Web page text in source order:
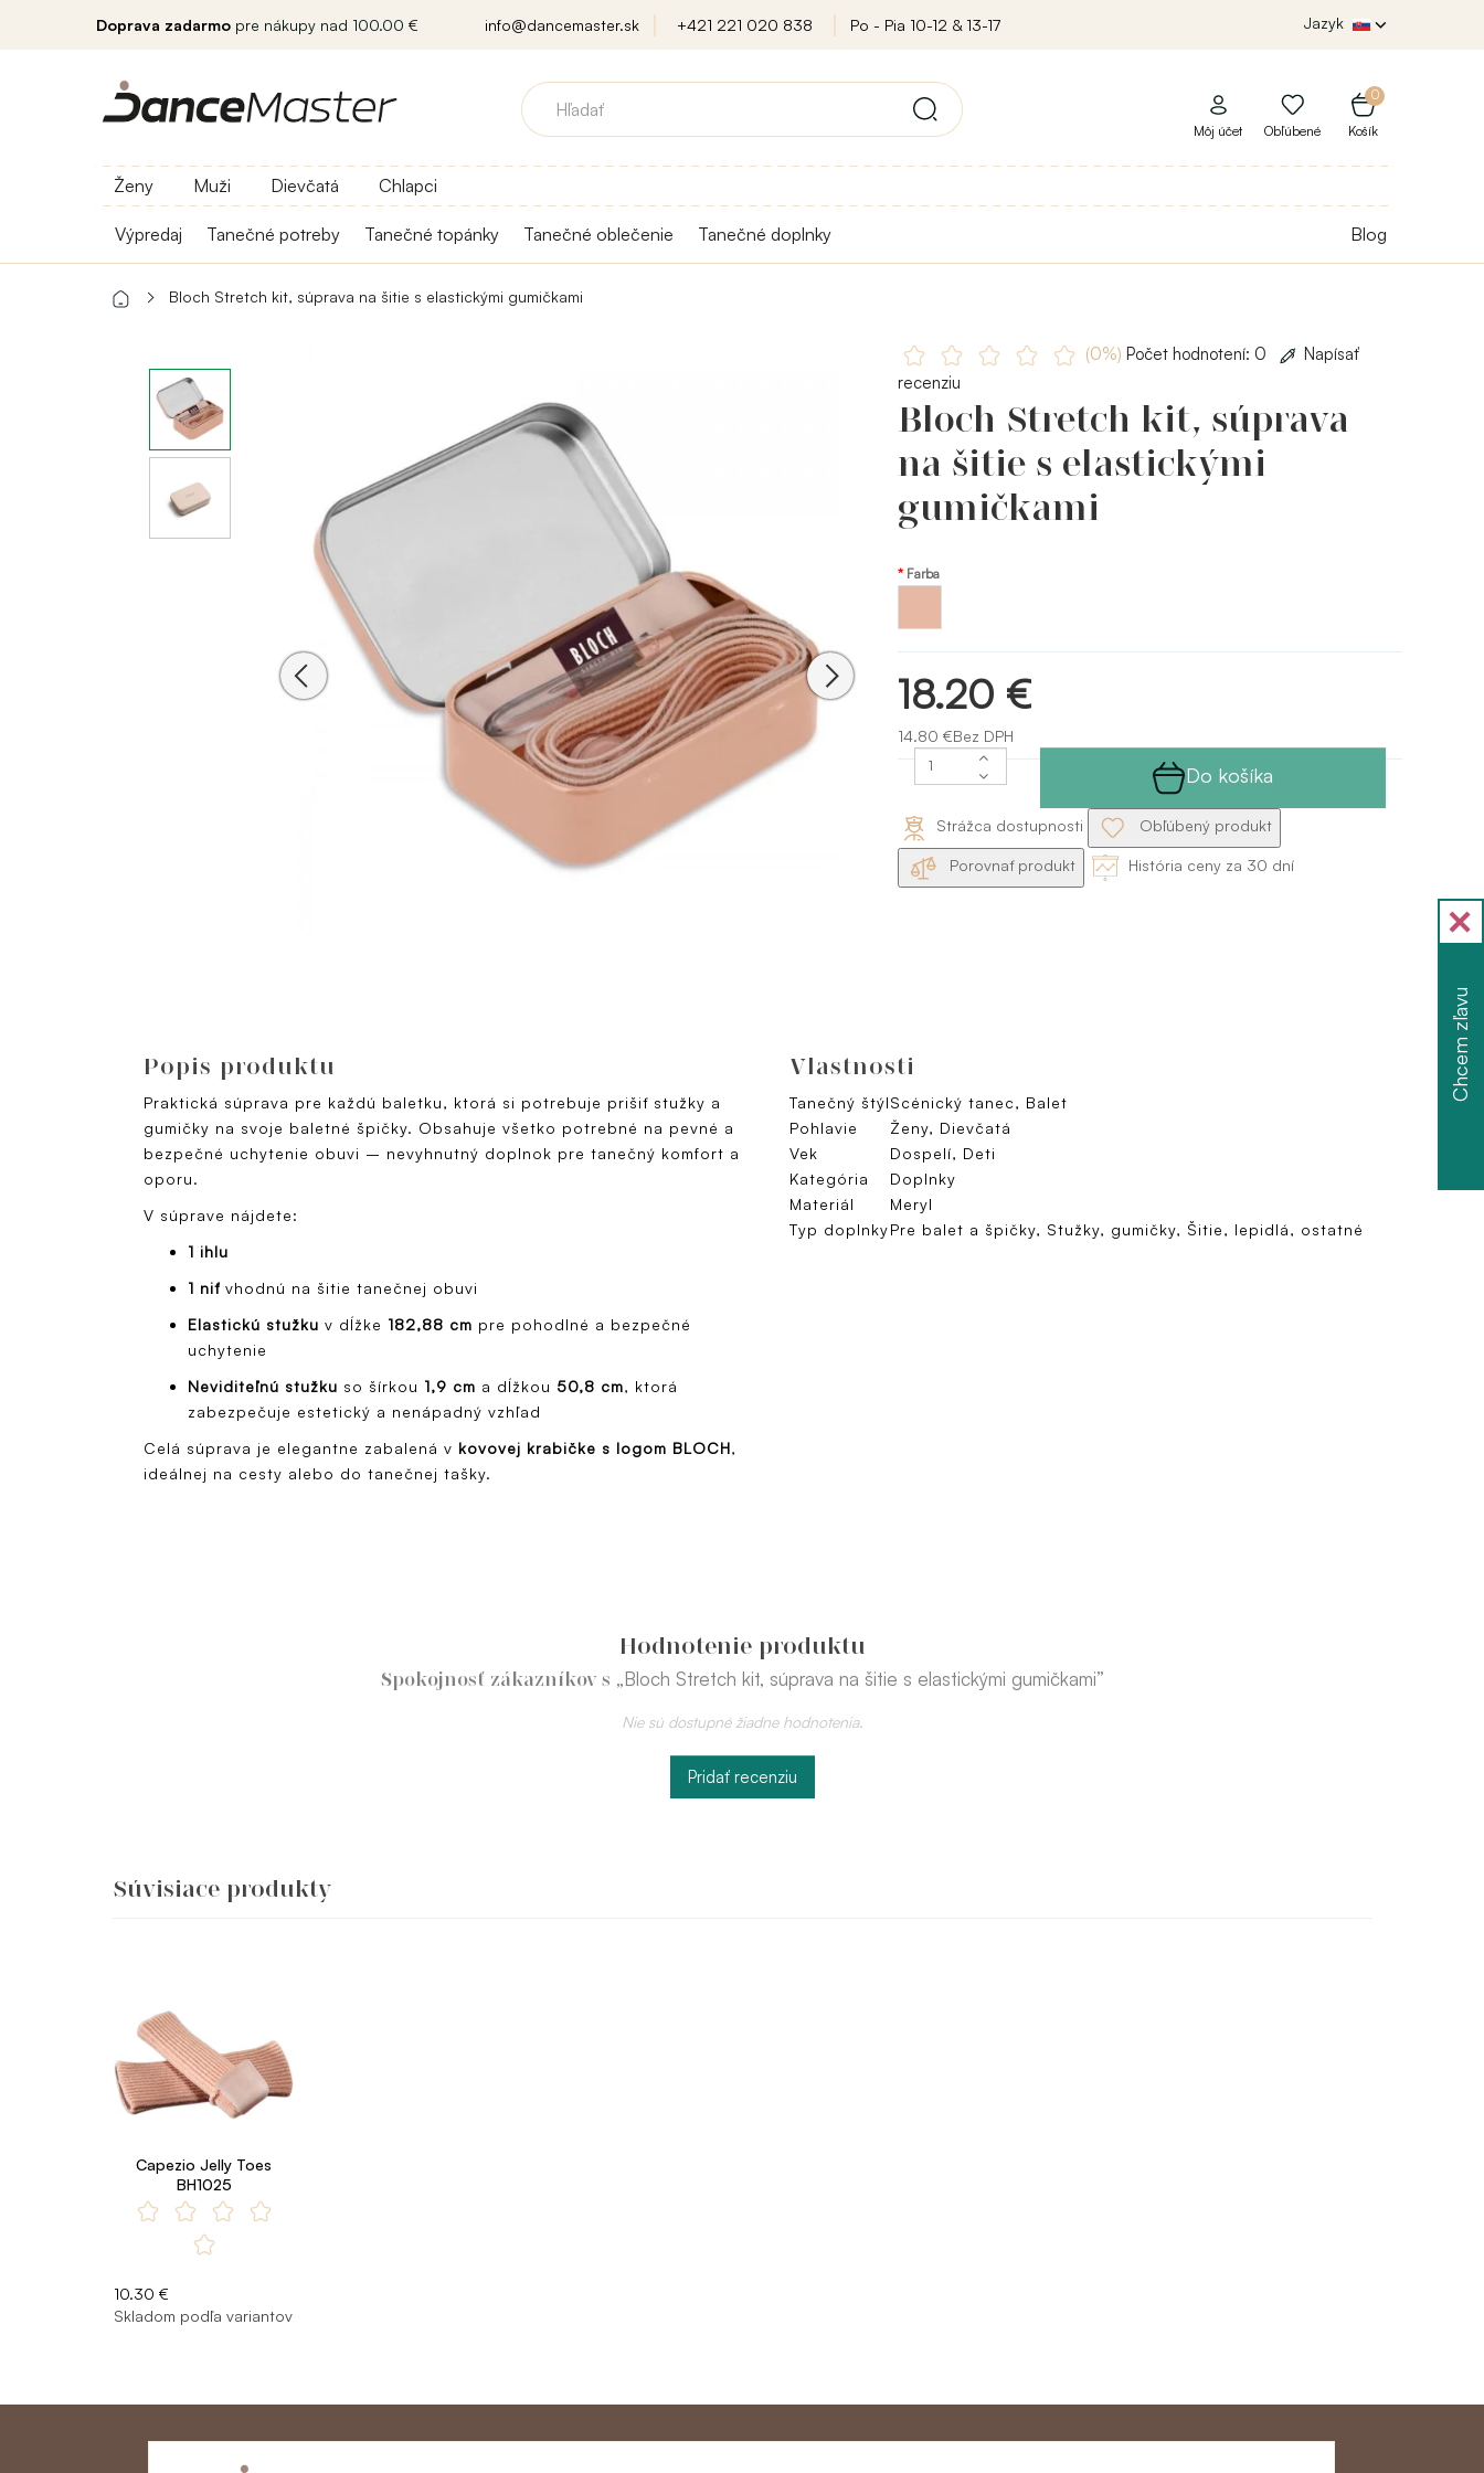
Doprava zadarmo pre nákupy nad 100.00 € info@dancemaster.sk +421 221 020 838 Po - Pia 10-12 & 13-17 Jazyk
0
Košík
Môj účet Obľúbené
Ženy Muži Dievčatá Chlapci
Výpredaj Tanečné potreby Tanečné topánky Tanečné oblečenie Tanečné doplnky Blog
Bloch Stretch kit, súprava na šitie s elastickými gumičkami
(0%) Počet hodnotení: 0
Napísať
recenziu
Bloch Stretch kit, súprava
na šitie s elastickými
gumičkami
Farba
peach
18.20 €
14.80 €Bez DPH
Do košíka
Strážca dostupnosti Obľúbený produkt
Porovnať produkt História ceny za 30 dní
Popis produktu
Praktická súprava pre každú baletku, ktorá si potrebuje prišiť stužky a
gumičky na svoje baletné špičky. Obsahuje všetko potrebné na pevné a
bezpečné uchytenie obuvi – nevyhnutný doplnok pre tanečný komfort a
oporu.
V súprave nájdete:
1 ihlu
1 niť vhodnú na šitie tanečnej obuvi
Elastickú stužku v dĺžke 182,88 cm pre pohodlné a bezpečné
uchytenie
Neviditeľnú stužku so šírkou 1,9 cm a dĺžkou 50,8 cm, ktorá
zabezpečuje estetický a nenápadný vzhľad
Celá súprava je elegantne zabalená v kovovej krabičke s logom BLOCH,
ideálnej na cesty alebo do tanečnej tašky.
Vlastnosti
Tanečný štýlScénický tanec, Balet
Pohlavie
Ženy, Dievčatá
Vek
Dospelí, Deti
Kategória
Doplnky
Materiál
Meryl
Typ doplnkyPre balet a špičky, Stužky, gumičky, Šitie, lepidlá, ostatné
Hodnotenie produktu
Spokojnosť zákazníkov s „Bloch Stretch kit, súprava na šitie s elastickými gumičkami”
Nie sú dostupné žiadne hodnotenia.
Pridať recenziu
Súvisiace produkty
Capezio Jelly Toes
BH1025
10.30 €
Skladom podľa variantov
Chcem zľavu